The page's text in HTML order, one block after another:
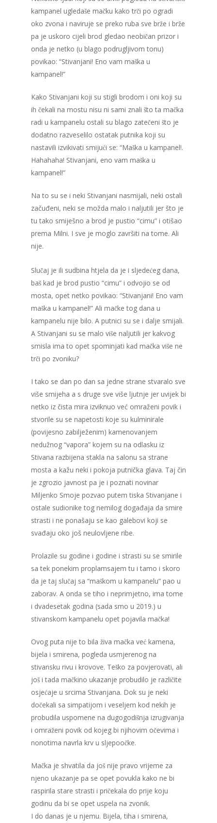
kampanel ugledaše mačku kako trči po ogradi
oko zvona i naviruje se preko ruba sve brže i brže
pa je uskoro cijeli brod gledao neobičan prizor i
onda je netko (u blago podrugljivom tonu)
povikao: “Stivanjani! Eno vam maška u
kampanel!”
Kako Stivanjani koji su stigli brodom i oni koji su
ih čekali na mostu nisu ni sami znali što ta mačka
radi u kampanelu ostali su blago zatečeni što je
dodatno razveselilo ostatak putnika koji su
nastavili izvikivati smijući se: “Maška u kampanel!.
Hahahaha! Stivanjani, eno vam maška u
kampanel!”
Na to su se i neki Stivanjani nasmijali, neki ostali
začuđeni, neki se možda malo i naljutili jer što je
tu tako smiješno a brod je pustio “cimu” i otišao
prema Milni. I sve je moglo završiti na tome. Ali
nije.
Slučaj je ili sudbina htjela da je i sljedećeg dana,
baš kad je brod pustio “cimu” i odvojio se od
mosta, opet netko povikao: “Stivanjani! Eno vam
maška u kampanel!” Ali mačke tog dana u
kampanelu nije bilo. A putnici su se i dalje smijali.
A Stivanjani su se malo više naljutili jer kakvog
smisla ima to opet spominjati kad mačka više ne
trči po zvoniku?
I tako se dan po dan sa jedne strane stvaralo sve
više smijeha a s druge sve više ljutnje jer uvijek bi
netko iz čista mira izviknuo već omraženi povik i
stvorile su se napetosti koje su kulminirale
(povijesno zabilježenim) kamenovanjem
nedužnog “vapora” kojem su na odlasku iz
Stivana razbijena stakla na salonu sa strane
mosta a kažu neki i pokoja putnička glava. Taj čin
je zgrozio javnost pa je i poznati novinar
Miljenko Smoje pozvao putem tiska Stivanjane i
ostale sudionike tog nemilog događaja da smire
strasti i ne ponašaju se kao galebovi koji se
svađaju oko još neulovljene ribe.
Prolazile su godine i godine i strasti su se smirile
sa tek ponekim proplamsajem tu i tamo i skoro
da je taj slučaj sa “maškom u kampanelu” pao u
zaborav. A onda se tiho i neprimjetno, ima tome
i dvadesetak godina (sada smo u 2019.) u
stivanskom kampanelu opet pojavila mačka!
Ovog puta nije to bila živa mačka već kamena,
bijela i smirena, pogleda usmjerenog na
stivansku rivu i krovove. Teško za povjerovati, ali
još i tada mačkino ukazanje probudilo je različite
osjećaje u srcima Stivanjana. Dok su je neki
dočekali sa simpatijom i veseljem kod nekih je
probudila uspomene na dugogodišnja izrugivanja
i omraženi povik od kojeg bi njihovim očevima i
nonotima navrla krv u sljepoočke.
Mačka je shvatila da još nije pravo vrijeme za
njeno ukazanje pa se opet povukla kako ne bi
raspirila stare strasti i pričekala do prije koju
godinu da bi se opet uspela na zvonik.
I do danas je u njemu. Bijela, tiha i smirena,